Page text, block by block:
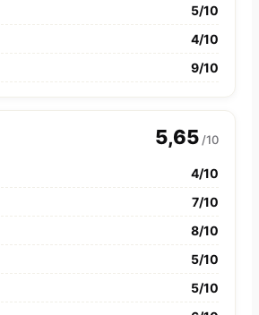
5/10
4/10
9/10
5,65 /10
4/10
7/10
8/10
5/10
5/10